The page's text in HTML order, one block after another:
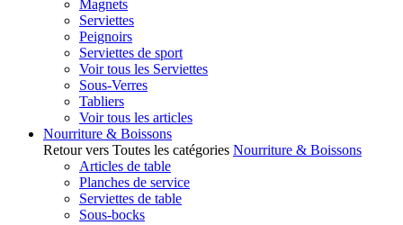
Magnets
Serviettes
Peignoirs
Serviettes de sport
Voir tous les Serviettes
Sous-Verres
Tabliers
Voir tous les articles
Nourriture & Boissons
Retour vers Toutes les catégories Nourriture & Boissons
Articles de table
Planches de service
Serviettes de table
Sous-bocks